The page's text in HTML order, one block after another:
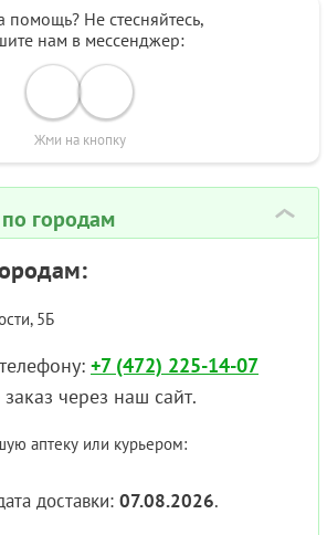
помощь? Не стесняйтесь,
нам в мессенджер:
Жми на кнопку
городам ›
5Б
+7 (472) 225-14-07
через наш сайт.
аптеку или курьером:
доставки: 07.08.2026.